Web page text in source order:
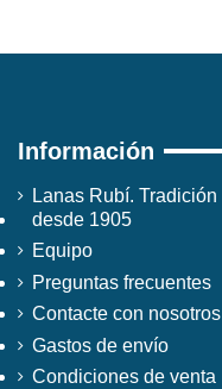
Información
Lanas Rubí. Tradición
desde 1905
Equipo
Preguntas frecuentes
Contacte con nosotros
Gastos de envío
Condiciones de venta